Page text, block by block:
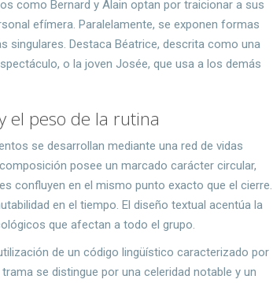
como Bernard y Alain optan por traicionar a sus
efímera. Paralelamente, se exponen formas
singulares. Destaca Béatrice, descrita como una
o la joven Josée, que usa a los demás
el peso de la rutina
se desarrollan mediante una red de vidas
posee un marcado carácter circular,
confluyen en el mismo punto exacto que el cierre.
en el tiempo. El diseño textual acentúa la
que afectan a todo el grupo.
de un código lingüístico caracterizado por
se distingue por una celeridad notable y un